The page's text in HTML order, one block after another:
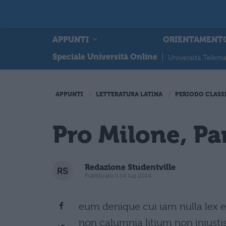
APPUNTI
Speciale Università Online
Università
APPUNTI LETTERATURA LATINA PERIODO
Pro Milone,
Redazione Studentville
Pubblicato il 14 lug 2014
eum denique cui iam nulla lex
non calumnia litium non